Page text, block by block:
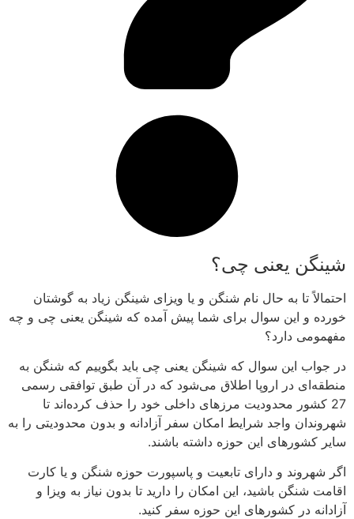
شینگن یعنی چی؟
احتمالاً تا به حال نام شنگن و یا ویزای شینگن زیاد به گوشتان
خورده و این سوال برای شما پیش آمده که شینگن یعنی چی و چه
مفهمومی دارد؟
در جواب این سوال که شینگن یعنی چی باید بگوییم که شنگن به
منطقه‌ای در اروپا اطلاق می‌شود که در آن طبق توافقی رسمی
27 کشور محدودیت‌ مرزهای داخلی خود را حذف کرده‌اند تا
شهروندان واجد شرایط امکان سفر آزادانه و بدون محدودیتی را به
سایر کشورهای این حوزه داشته باشند.
اگر شهروند و دارای تابعیت و پاسپورت حوزه شنگن و یا کارت
اقامت شنگن باشید، این امکان را دارید تا بدون نیاز به ویزا و
آزادانه در کشورهای این حوزه سفر کنید.